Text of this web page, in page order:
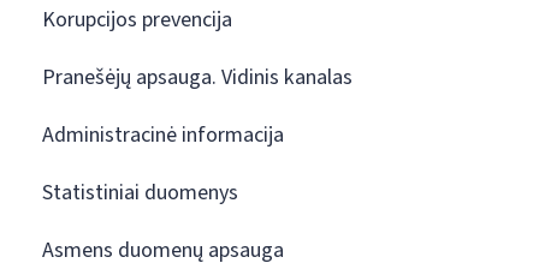
Korupcijos prevencija
Pranešėjų apsauga. Vidinis kanalas
Administracinė informacija
Statistiniai duomenys
Asmens duomenų apsauga